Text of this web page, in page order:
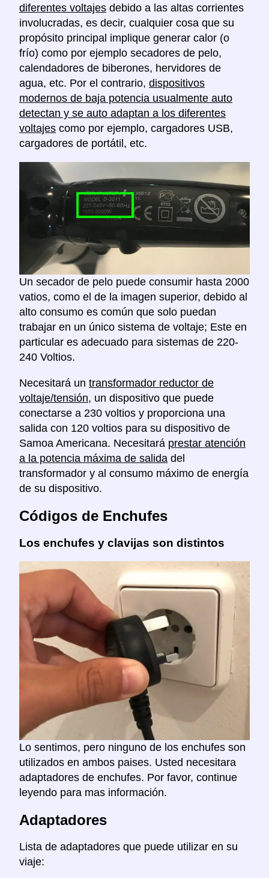
diferentes voltajes debido a las altas corrientes
involucradas, es decir, cualquier cosa que su
propósito principal implique generar calor (o
frío) como por ejemplo secadores de pelo,
calendadores de biberones, hervidores de
agua, etc. Por el contrario, dispositivos
modernos de baja potencia usualmente auto
detectan y se auto adaptan a los diferentes
voltajes como por ejemplo, cargadores USB,
cargadores de portátil, etc.
Un secador de pelo puede consumir hasta 2000
vatios, como el de la imagen superior, debido al
alto consumo es común que solo puedan
trabajar en un único sistema de voltaje; Este en
particular es adecuado para sistemas de 220-
240 Voltios.
Necesitará un transformador reductor de
voltaje/tensión, un dispositivo que puede
conectarse a 230 voltios y proporciona una
salida con 120 voltios para su dispositivo de
Samoa Americana. Necesitará prestar atención
a la potencia máxima de salida del
transformador y al consumo máximo de energía
de su dispositivo.
Códigos de Enchufes
Los enchufes y clavijas son distintos
Lo sentimos, pero ninguno de los enchufes son
utilizados en ambos paises. Usted necesitara
adaptadores de enchufes. Por favor, continue
leyendo para mas información.
Adaptadores
Lista de adaptadores que puede utilizar en su
viaje: